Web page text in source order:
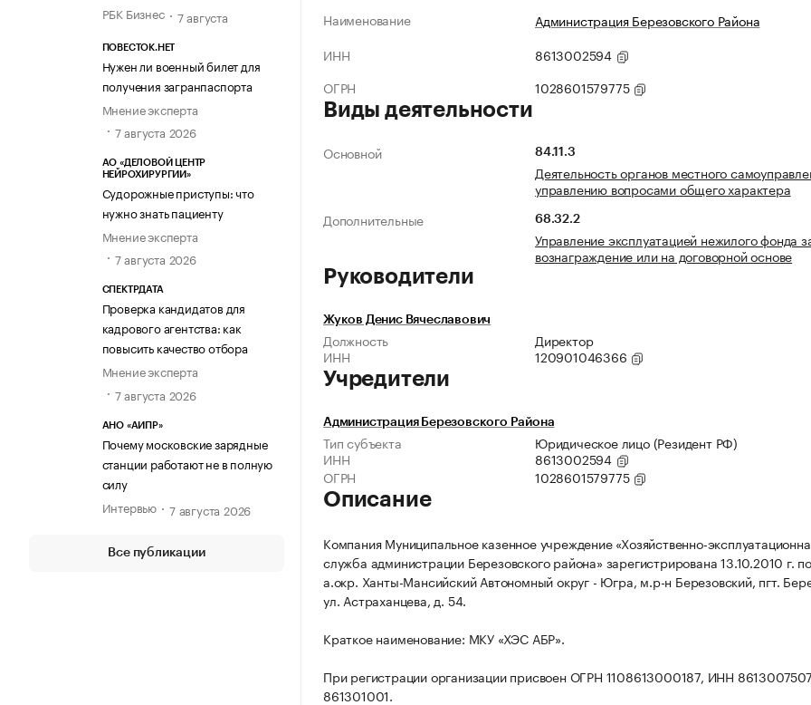
РБК Бизнес
7 августа
ПОВЕСТОК.НЕТ
Нужен ли военный билет для
получения загранпаспорта
Мнение эксперта
7 августа 2026
АО «ДЕЛОВОЙ ЦЕНТР
НЕЙРОХИРУРГИИ»
Судорожные приступы: что
нужно знать пациенту
Мнение эксперта
7 августа 2026
СПЕКТРДАТА
Проверка кандидатов для
кадрового агентства: как
повысить качество отбора
Мнение эксперта
7 августа 2026
АНО «АИПР»
Почему московские зарядные
станции работают не в полную
силу
Интервью
7 августа 2026
Все публикации
Наименование
Администрация Березовского Района
ИНН
8613002594
ОГРН
1028601579775
Виды деятельности
Основной 84.11.3
Деятельность органов местного
управлению вопросами общего характера
Дополнительные
68.32.2
Управление эксплуатацией нежилого фонда
вознаграждение или на договорной основе
Руководители
Жуков Денис Вячеславович
Должность
Директор
ИНН
120901046366
Учредители
Администрация Березовского Района
Тип субъекта
Юридическое лицо (Резидент РФ)
ИНН
8613002594
ОГРН
1028601579775
Описание
Компания Муниципальное казенное учреждение «Хозяйственно-
служба администрации Березовского района» зарегистрирована 13.10.2010 г.
а.окр. Ханты-Мансийский Автономный округ - Югра, м.р-н Березовский, пгт.
ул. Астраханцева, д. 54.
Краткое наименование: МКУ «ХЭС АБР».
При регистрации организации присвоен ОГРН 1108613000187, ИНН
861301001.